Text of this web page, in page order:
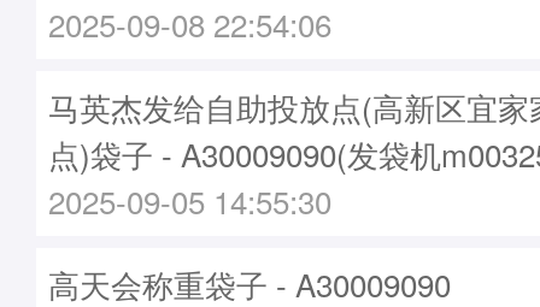
2025-09-08 22:54:06
马英杰发给自助投放点(高新区宜
点)袋子 - A30009090(发袋机
2025-09-05 14:55:30
高天会称重袋子 - A30009090